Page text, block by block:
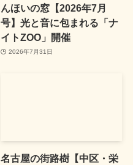
んほいの窓【2026年7月
号】光と音に包まれる「ナ
イトZOO」開催
2026年7月31日
名古屋の街路樹【中区・栄